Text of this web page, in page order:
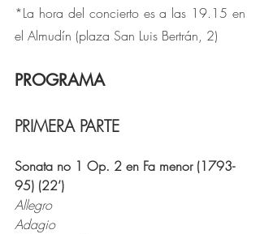
*La hora del concierto es a las 19.15 en
el Almudín (plaza San Luis Bertrán, 2)
PROGRAMA
PRIMERA PARTE
Sonata no 1 Op. 2 en Fa menor (1793-
95) (22’)
Allegro
Adagio